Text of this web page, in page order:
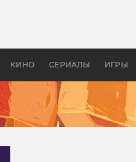
КИНО СЕРИАЛЫ ИГРЫ